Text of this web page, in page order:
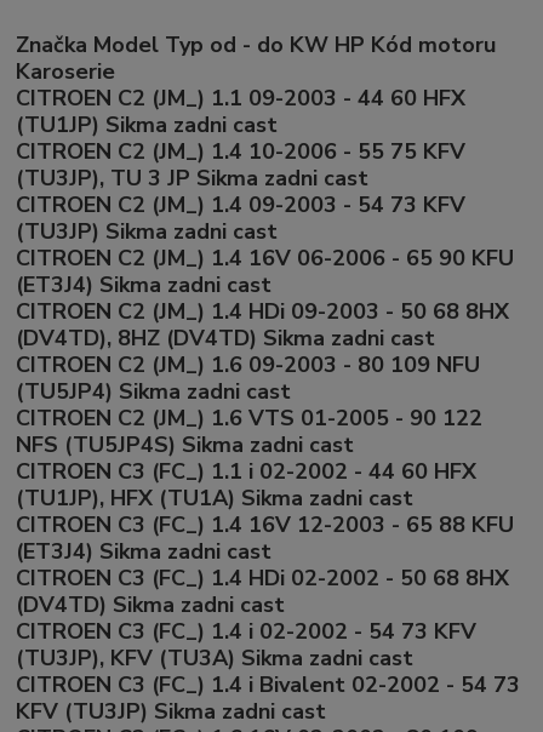
Značka Model Typ od - do KW HP Kód motoru
Karoserie
CITROEN C2 (JM_) 1.1 09-2003 - 44 60 HFX
(TU1JP) Sikma zadni cast
CITROEN C2 (JM_) 1.4 10-2006 - 55 75 KFV
(TU3JP), TU 3 JP Sikma zadni cast
CITROEN C2 (JM_) 1.4 09-2003 - 54 73 KFV
(TU3JP) Sikma zadni cast
CITROEN C2 (JM_) 1.4 16V 06-2006 - 65 90 KFU
(ET3J4) Sikma zadni cast
CITROEN C2 (JM_) 1.4 HDi 09-2003 - 50 68 8HX
(DV4TD), 8HZ (DV4TD) Sikma zadni cast
CITROEN C2 (JM_) 1.6 09-2003 - 80 109 NFU
(TU5JP4) Sikma zadni cast
CITROEN C2 (JM_) 1.6 VTS 01-2005 - 90 122
NFS (TU5JP4S) Sikma zadni cast
CITROEN C3 (FC_) 1.1 i 02-2002 - 44 60 HFX
(TU1JP), HFX (TU1A) Sikma zadni cast
CITROEN C3 (FC_) 1.4 16V 12-2003 - 65 88 KFU
(ET3J4) Sikma zadni cast
CITROEN C3 (FC_) 1.4 HDi 02-2002 - 50 68 8HX
(DV4TD) Sikma zadni cast
CITROEN C3 (FC_) 1.4 i 02-2002 - 54 73 KFV
(TU3JP), KFV (TU3A) Sikma zadni cast
CITROEN C3 (FC_) 1.4 i Bivalent 02-2002 - 54 73
KFV (TU3JP) Sikma zadni cast